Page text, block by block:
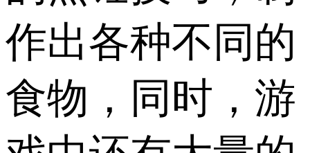
作出各种不同的
食物，同时，游